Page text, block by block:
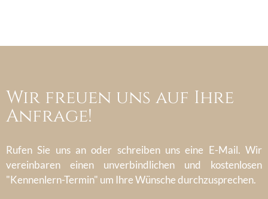
Wir freuen uns auf Ihre
Anfrage!
Rufen Sie uns an oder schreiben uns eine E-Mail. Wir
vereinbaren einen unverbindlichen und kostenlosen
"Kennenlern-Termin" um Ihre Wünsche durchzusprechen.